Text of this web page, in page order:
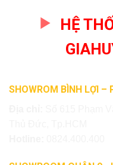
HỆ
SHOWROM BÌNH LỢI –